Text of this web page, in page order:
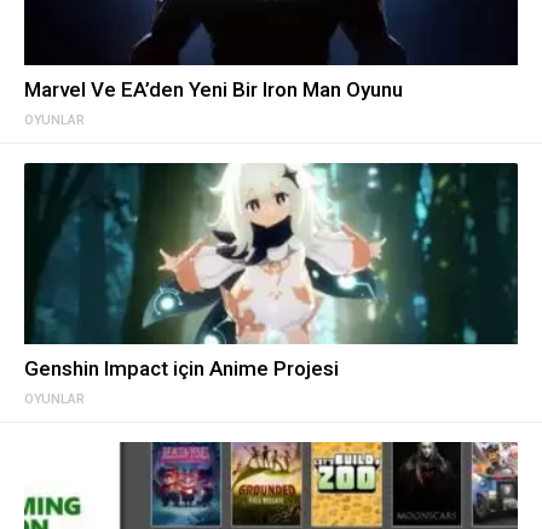
OYUNLAR
Marvel Ve EA’den Yeni Bir Iron Man Oyunu
OYUNLAR
Genshin Impact için Anime Projesi